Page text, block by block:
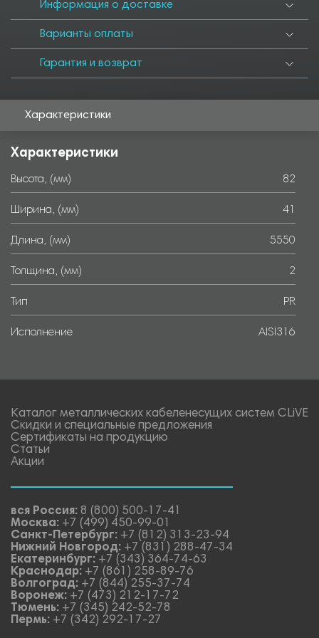
Информация о доставке
Варианты оплаты
Гарантия и возврат
Характеристики
Характеристики
Высота, (мм) 82
Ширина, (мм) 41
Длина, (мм) 5550
Толщина, (мм) 2
Тип PR
Исполнение AISI316
Каталог металлических кабеленесущих систем CLiVE
Скидки и специальные предложения
Сертификаты на продукцию
Статьи
Акции
вся Россия: 8 (800) 500-17-41
Москва: +7 (499) 450-99-01
Санкт-Петербург: +7 (812) 313-23-94
Нижний Новгород: +7 (831) 288-47-34
Екатеринбург: +7 (343) 364-74-63
Краснодар: +7 (861) 258-89-76
Волгоград: +7 (844) 255-37-74
Воронеж: +7 (473) 212-17-72
Тюмень: +7 (345) 242-52-78
Пермь: +7 (342) 292-17-27